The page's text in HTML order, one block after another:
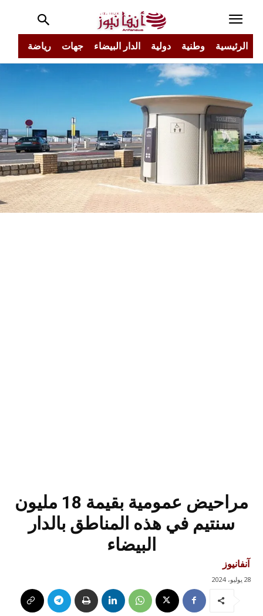
الرئيسية وطنية دولية الدار البيضاء جهات رياضة
مراحيض عمومية بقيمة 18 مليون
سنتيم في هذه المناطق بالدار
البيضاء
آنفانيوز
28 يوليو، 2024